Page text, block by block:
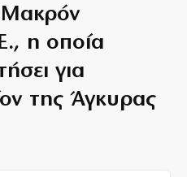
Μακρόν
η οποία
για
της Άγκυρας